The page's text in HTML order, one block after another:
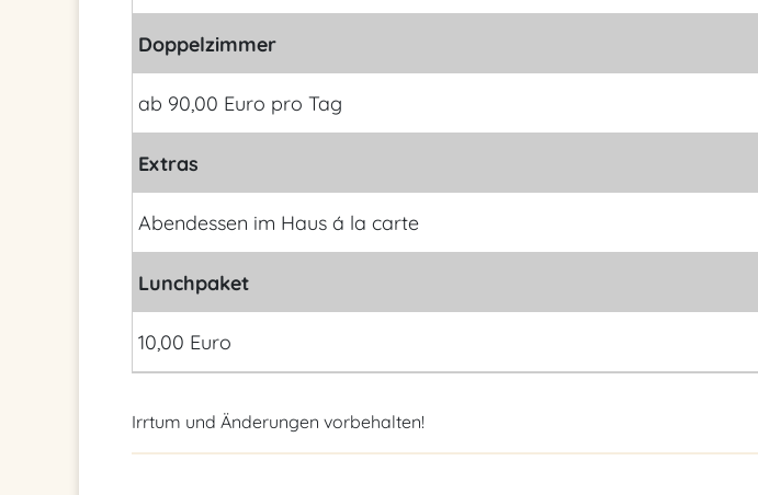
Doppelzimmer
ab 90,00 Euro pro Tag
Extras
Abendessen im Haus á la carte
Lunchpaket
10,00 Euro
Irrtum und Änderungen vorbehalten!